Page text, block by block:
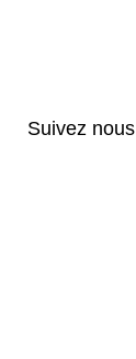
Suivez nous